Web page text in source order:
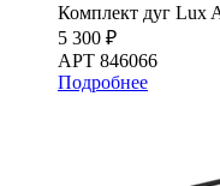
Комплект дуг Lux
5 300 ₽
АРТ 846066
Подробнее